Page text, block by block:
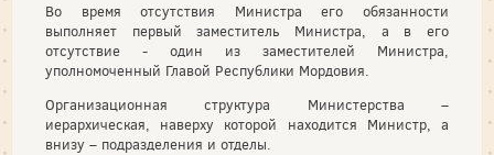
Во время отсутствия Министра его обязанности
выполняет первый заместитель Министра, а в его
отсутствие - один из заместителей Министра,
уполномоченный Главой Республики Мордовия.
Организационная структура Министерства –
иерархическая, наверху которой находится Министр, а
внизу – подразделения и отделы.